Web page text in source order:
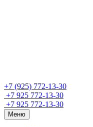
+7 (925) 772-13-30
+7 925 772-13-30
+7 925 772-13-30
Меню